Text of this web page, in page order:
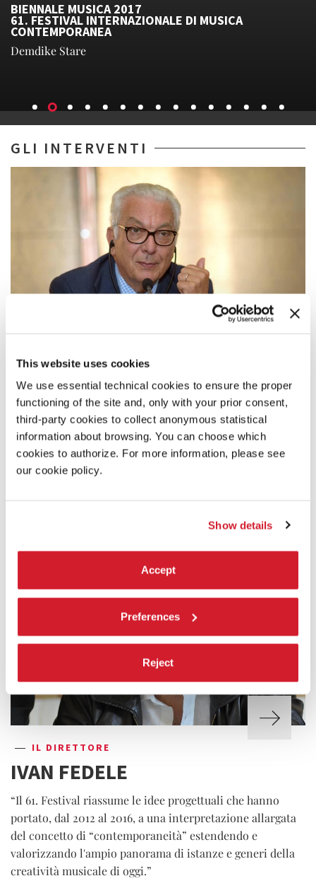
This website uses cookies
We use essential technical cookies to ensure the proper
functioning of the site and, only with your prior consent,
third-party cookies to collect anonymous statistical
information about browsing. You can choose which
cookies to authorize. For more information, please see
our cookie policy.
Show details
Accept
Preferences
Reject
BIENNALE MUSICA 2017
61. FESTIVAL INTERNAZIONALE DI MUSICA
CONTEMPORANEA
Demdike Stare
GLI INTERVENTI
IL PRESIDENTE
PAOLO BARATTA
“Il programma si concentra in particolare sulle
suggestioni provenienti da una parte del mondo, l’Est, il
grande Oriente. Per la Biennale si tratta di scelte
IL DIRETTORE
IVAN FEDELE
“Il 61. Festival riassume le idee progettuali che hanno
portato, dal 2012 al 2016, a una interpretazione allargata
del concetto di “contemporaneità” estendendo e
valorizzando l'ampio panorama di istanze e generi della
creatività musicale di oggi.”